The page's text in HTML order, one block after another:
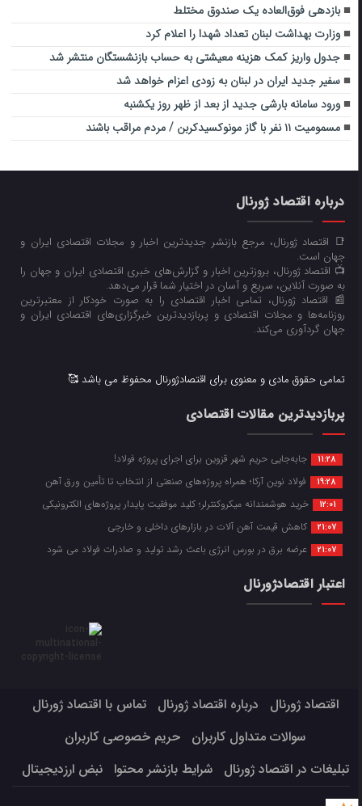
بازدهی فوق‌العاده یک صندوق مختلط
وزارت بهداشت لبنان تعداد شهدا را اعلام کرد
جدول واریز کمک هزینه معیشتی به حساب بازنشستگان منتشر شد
سفیر جدید ایران در لبنان به زودی اعزام خواهد شد
ورود سامانه بارشی جدید از بعد از ظهر روز یکشنبه
مسمومیت ۱۱ نفر با گاز مونوکسیدکربن / مردم مراقب باشند
درباره اقتصاد ژورنال
📑 اقتصاد ژورنال، مرجع بازنشر جدیدترین اخبار و مجلات اقتصادی ایران و
جهان است.
📺 اقتصاد ژورنال، بروزترین اخبار و گزارش‌های خبری اقتصادی ایران و جهان را
به صورت آنلاین، سریع و آسان در اختیار شما قرار می‌‌دهد.
📰 اقتصاد ژورنال، تمامی اخبار اقتصادی را به صورت خودکار از معتبرترین
روزنامه‌ها و مجلات اقتصادی و پربازدیدترین خبرگزاری‌های اقتصادی ایران و
جهان گردآوری می‌کند.
تمامی حقوق مادی و معنوی برای اقتصادژورنال محفوظ می باشد 🥰
پربازدیدترین مقالات اقتصادی
11:28 جابه‌جایی حریم شهر قزوین برای اجرای پروژه فولاد!
19:28 فولاد نوین آرکا؛ همراه پروژه‌های صنعتی از انتخاب تا تأمین ورق آهن
12:01 خرید هوشمندانه میکروکنترلر؛ کلید موفقیت پایدار پروژه‌های الکترونیکی
21:07 کاهش قیمت آهن آلات در بازارهای داخلی و خارجی
21:07 عرضه برق در بورس انرژی باعث رشد تولید و صادرات فولاد می شود
اعتبار اقتصادژورنال
اقتصاد ژورنال درباره اقتصاد ژورنال
تماس با اقتصاد ژورنال
سوالات متداول کاربران
حریم خصوصی کاربران
تبلیغات در اقتصاد ژورنال
شرایط بازنشر محتوا نبض ارزدیجیتال